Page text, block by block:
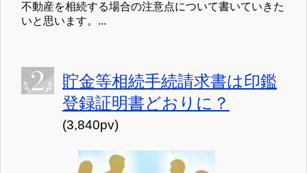
不動産を相続する場合の注意点について書いていきた
いと思います。...
貯金等相続手続請求書は印鑑
登録証明書どおりに？
(3,840pv)